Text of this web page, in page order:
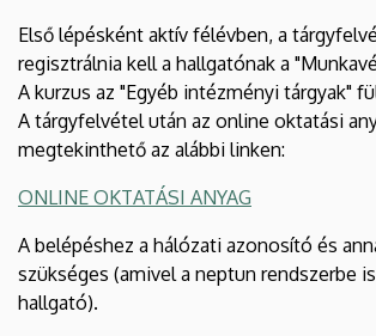
Első lépésként aktív félévben, a
regisztrálnia kell a hallgatónak a
A kurzus az "Egyéb intézményi tárgyak"
A tárgyfelvétel után az online oktatási
megtekinthető az alábbi linken:
ONLINE OKTATÁSI ANYAG
A belépéshez a hálózati azonosító és
szükséges (amivel a neptun rendszerbe
hallgató).